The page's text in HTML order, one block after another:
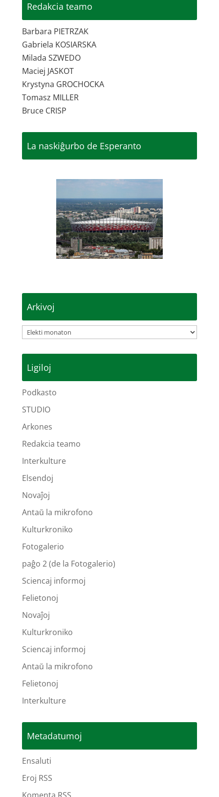
Redakcia teamo
Barbara PIETRZAK
Gabriela KOSIARSKA
Milada SZWEDO
Maciej JASKOT
Krystyna GROCHOCKA
Tomasz MILLER
Bruce CRISP
La naskiĝurbo de Esperanto
Arkivoj
Arkivoj
Ligiloj
Podkasto
STUDIO
Arkones
Redakcia teamo
Interkulture
Elsendoj
Novaĵoj
Antaŭ la mikrofono
Kulturkroniko
Fotogalerio
paĝo 2 (de la Fotogalerio)
Sciencaj informoj
Felietonoj
Novaĵoj
Kulturkroniko
Sciencaj informoj
Antaŭ la mikrofono
Felietonoj
Interkulture
Metadatumoj
Ensaluti
Eroj RSS